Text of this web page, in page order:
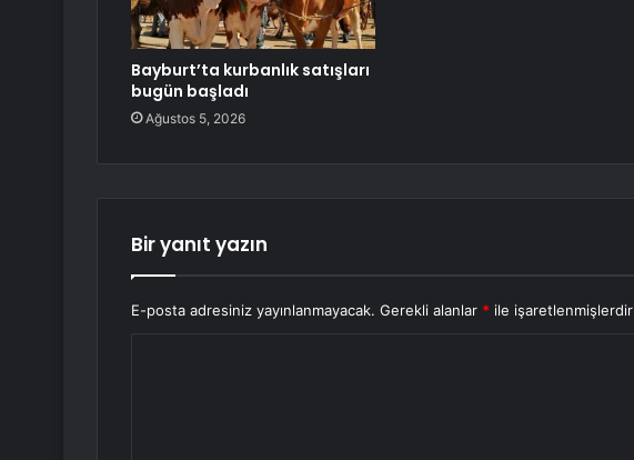
Bayburt’ta kurbanlık satışları
bugün başladı
Ağustos 5, 2026
Bir yanıt yazın
E-posta adresiniz yayınlanmayacak. Gerekli alanlar * ile işaretlenmişlerdir